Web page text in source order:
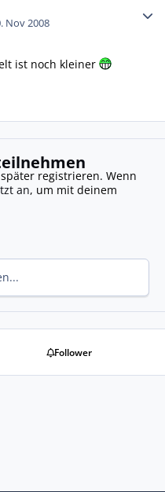
Nov 2008
ist noch kleiner
registrieren. Wenn
an, um mit deinem
Follower